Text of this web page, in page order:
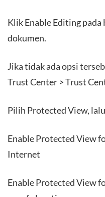
Klik Enable Editing pada
dokumen.
Jika tidak ada opsi
Trust Center > Trust
Pilih Protected View,
Enable Protected View
Internet
Enable Protected View